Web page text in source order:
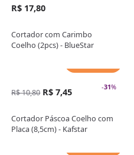
R$ 17,80
Cortador com Carimbo
Coelho (2pcs) - BlueStar
-31%
R$ 10,80 R$ 7,45
Cortador Páscoa Coelho com
Placa (8,5cm) - Kafstar